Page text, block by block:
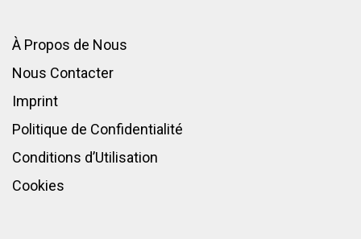
À Propos de Nous
Nous Contacter
Imprint
Politique de Confidentialité
Conditions d’Utilisation
Cookies